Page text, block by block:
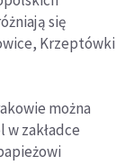
się
Krzeptówki
można
zakładce